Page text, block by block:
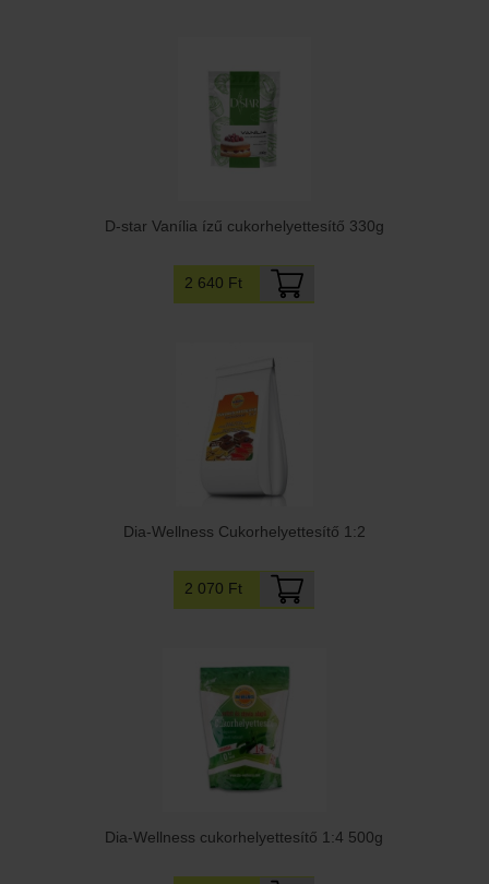
D-star Vanília ízű cukorhelyettesítő 330g
2 640 Ft
Dia-Wellness Cukorhelyettesítő 1:2
2 070 Ft
Dia-Wellness cukorhelyettesítő 1:4 500g